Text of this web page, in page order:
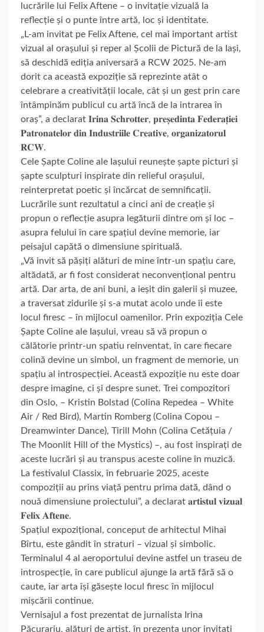
lucrările lui Felix Aftene – o invitație vizuală la
reflecție și o punte între artă, loc și identitate.
„L-am invitat pe Felix Aftene, cel mai important artist
vizual al orașului și reper al Școlii de Pictură de la Iași,
să deschidă ediția aniversară a RCW 2025. Ne-am
dorit ca această expoziție să reprezinte atât o
celebrare a creativității locale, cât și un gest prin care
întâmpinăm publicul cu artă încă de la intrarea în
oraș”, a declarat 𝐈𝐫𝐢𝐧𝐚 𝐒𝐜𝐡𝐫𝐨𝐭𝐭𝐞𝐫, 𝐩𝐫𝐞𝐬̦𝐞𝐝𝐢𝐧𝐭𝐚 𝐅𝐞𝐝𝐞𝐫𝐚𝐭̦𝐢𝐞𝐢
𝐏𝐚𝐭𝐫𝐨𝐧𝐚𝐭𝐞𝐥𝐨𝐫 𝐝𝐢𝐧 𝐈𝐧𝐝𝐮𝐬𝐭𝐫𝐢𝐢𝐥𝐞 𝐂𝐫𝐞𝐚𝐭𝐢𝐯𝐞, 𝐨𝐫𝐠𝐚𝐧𝐢𝐳𝐚𝐭𝐨𝐫𝐮𝐥
𝐑𝐂𝐖.
Cele Șapte Coline ale Iașului reunește șapte picturi și
șapte sculpturi inspirate din relieful orașului,
reinterpretat poetic și încărcat de semnificații.
Lucrările sunt rezultatul a cinci ani de creație și
propun o reflecție asupra legăturii dintre om și loc –
asupra felului în care spațiul devine memorie, iar
peisajul capătă o dimensiune spirituală.
„Vă invit să pășiți alături de mine într-un spațiu care,
altădată, ar fi fost considerat neconvențional pentru
artă. Dar arta, de ani buni, a ieșit din galerii și muzee,
a traversat zidurile și s-a mutat acolo unde îi este
locul firesc – în mijlocul oamenilor. Prin expoziția Cele
Șapte Coline ale Iașului, vreau să vă propun o
călătorie printr-un spatiu reinventat, în care fiecare
colină devine un simbol, un fragment de memorie, un
spațiu al introspecției. Această expoziție nu este doar
despre imagine, ci și despre sunet. Trei compozitori
din Oslo, – Kristin Bolstad (Colina Repedea – White
Air / Red Bird), Martin Romberg (Colina Copou –
Dreamwinter Dance), Tirill Mohn (Colina Cetățuia /
The Moonlit Hill of the Mystics) –, au fost inspirați de
aceste lucrări și au transpus aceste coline în muzică.
La festivalul Classix, în februarie 2025, aceste
compoziții au prins viață pentru prima dată, dând o
nouă dimensiune proiectului”, a declarat 𝐚𝐫𝐭𝐢𝐬𝐭𝐮𝐥 𝐯𝐢𝐳𝐮𝐚𝐥
𝐅𝐞𝐥𝐢𝐱 𝐀𝐟𝐭𝐞𝐧𝐞.
Spațiul expozițional, conceput de arhitectul Mihai
Bîrtu, este gândit în straturi – vizual și simbolic.
Terminalul 4 al aeroportului devine astfel un traseu de
introspecție, în care publicul ajunge la artă fără să o
caute, iar arta își găsește locul firesc în mijlocul
mișcării continue.
Vernisajul a fost prezentat de jurnalista Irina
Păcurariu, alături de artist, în prezența unor invitați